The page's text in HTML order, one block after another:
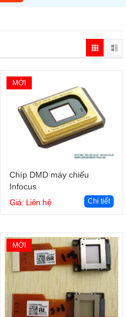
MỚI
Giỏ hàng
Chíp DMD máy chiếu
Infocus
Giá: Liên hệ
Chi tiết
MỚI